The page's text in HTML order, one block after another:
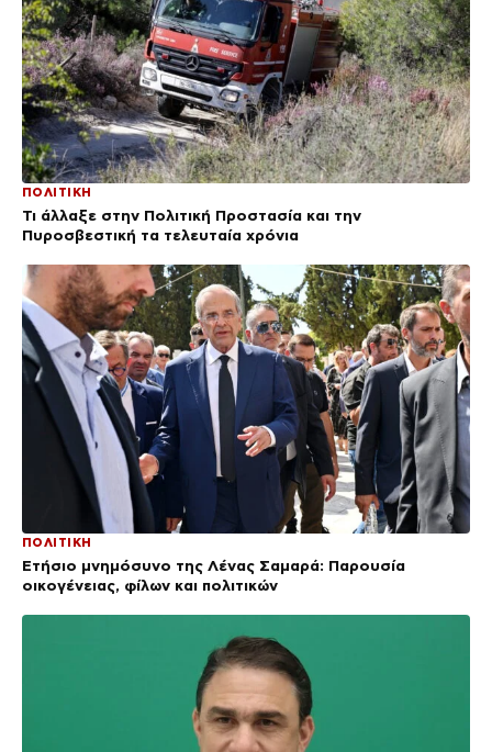
ΠΟΛΙΤΙΚΗ
Τι άλλαξε στην Πολιτική Προστασία και την
Πυροσβεστική τα τελευταία χρόνια
ΠΟΛΙΤΙΚΗ
Ετήσιο μνημόσυνο της Λένας Σαμαρά: Παρουσία
οικογένειας, φίλων και πολιτικών